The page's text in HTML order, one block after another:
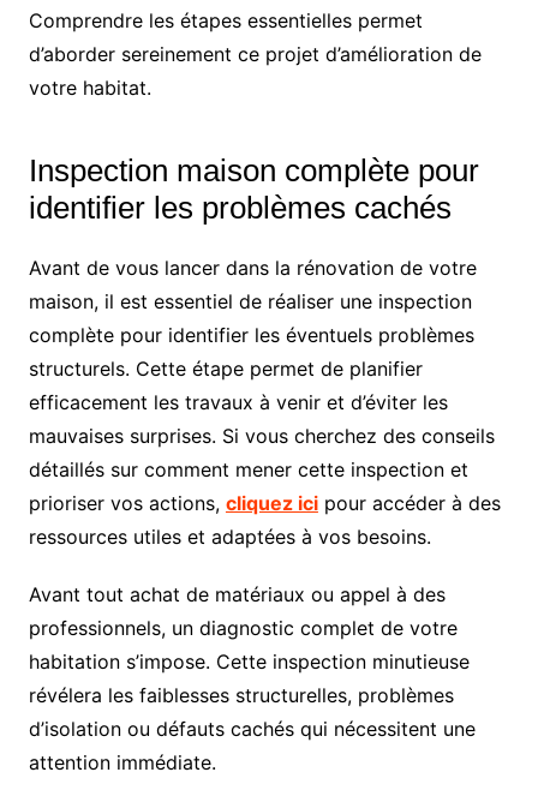
Comprendre les étapes essentielles permet
d’aborder sereinement ce projet d’amélioration de
votre habitat.
Inspection maison complète pour
identifier les problèmes cachés
Avant de vous lancer dans la rénovation de votre
maison, il est essentiel de réaliser une inspection
complète pour identifier les éventuels problèmes
structurels. Cette étape permet de planifier
efficacement les travaux à venir et d’éviter les
mauvaises surprises. Si vous cherchez des conseils
détaillés sur comment mener cette inspection et
prioriser vos actions, cliquez icipour accéder à des
ressources utiles et adaptées à vos besoins.
Avant tout achat de matériaux ou appel à des
professionnels, un diagnostic complet de votre
habitation s’impose. Cette inspection minutieuse
révélera les faiblesses structurelles, problèmes
d’isolation ou défauts cachés qui nécessitent une
attention immédiate.